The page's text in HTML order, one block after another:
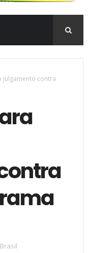
julgamento contra
Brasil